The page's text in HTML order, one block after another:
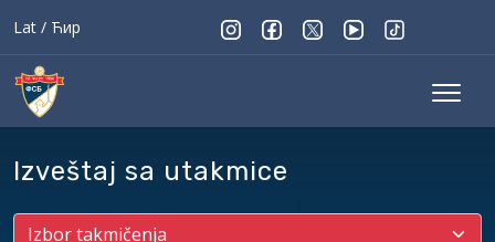
Lat / Ћир
Izveštaj sa utakmice